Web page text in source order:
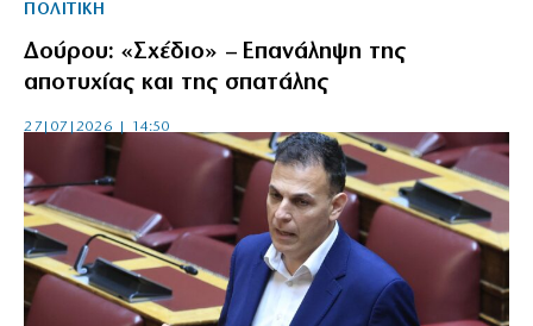
ΠΟΛΙΤΙΚΗ
Δούρου: «Σχέδιο» – Επανάληψη της
αποτυχίας και της σπατάλης
27|07|2026 | 14:50